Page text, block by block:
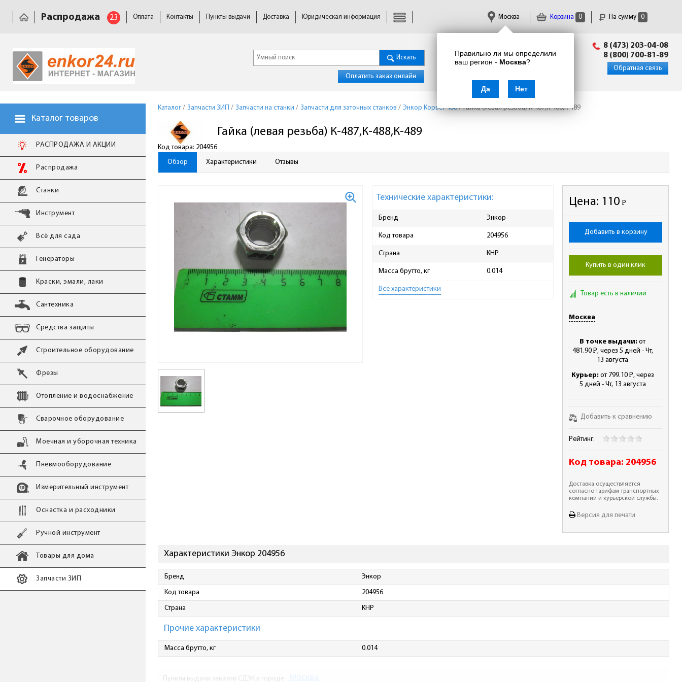
Корзина 0 На сумму 0
Правильно ли мы определили
ваш регион - Москва?
Да Нет
Москва
Распродажа 23 Оплата Контакты Пункты выдачи Доставка Юридическая информация
Искать
Оплатить заказ онлайн
info@enkor24.ru
8 (473) 203-04-08
8 (800) 700-81-89
Обратная связь
Каталог товаров
РАСПРОДАЖА И АКЦИИ
Распродажа
Станки
Инструмент
Всё для сада
Генераторы
Краски, эмали, лаки
Сантехника
Средства защиты
Строительное оборудование
Фрезы
Отопление и водоснабжение
Сварочное оборудование
Моечная и уборочная техника
Пневмооборудование
Измерительный инструмент
Оснастка и расходники
Ручной инструмент
Товары для дома
Запчасти ЗИП
Каталог / Запчасти ЗИП / Запчасти на станки / Запчасти для заточных станков / Энкор Корвет 488/ Гайка (левая резьба) К-487,К-488,К-489
Код товара: 204956
Гайка (левая резьба) К-487,К-488,К-489
Обзор Характеристики Отзывы
Технические характеристики:
Бренд Энкор
Код товара 204956
Страна КНР
Масса брутто, кг 0.014
Все характеристики
Цена: 110Р
-
Добавить в корзину
Купить в один клик
Товар есть в наличии
Москва
В точке выдачи: от
481.90 Р
- , через 5 дней - Чт,
13 августа
Курьер: от 799.10 Р
- , через
5 дней - Чт, 13 августа
Добавить к сравнению
Рейтинг:
Код товара: 204956
Доставка осуществляется
согласно тарифам транспортных
компаний и курьерской службы.
Версия для печати
Характеристики Энкор 204956
Бренд Энкор
Код товара 204956
Страна КНР
Прочие характеристики
Масса брутто, кг 0.014
Пункты выдачи заказов СДЭК в городе